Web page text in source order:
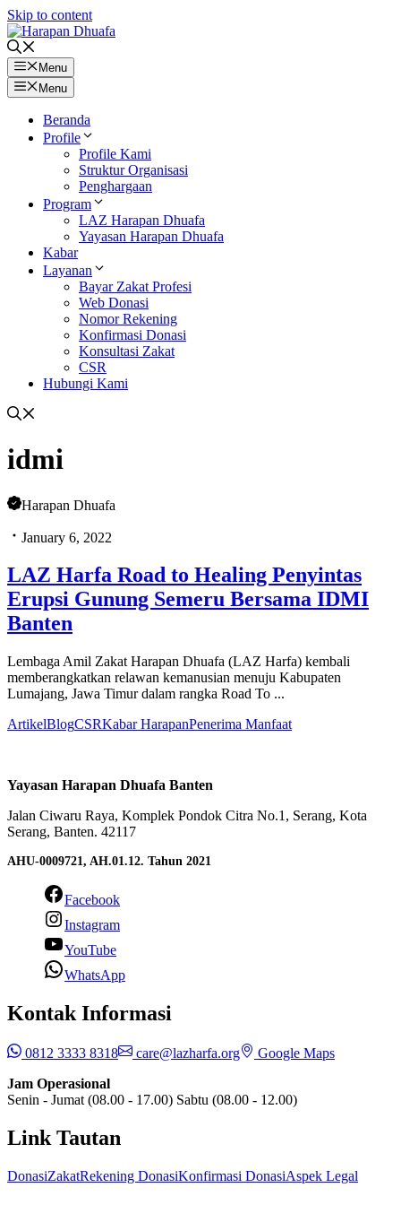
Skip to content
Menu
Menu
Beranda
Profile
Profile Kami
Struktur Organisasi
Penghargaan
Program
LAZ Harapan Dhuafa
Yayasan Harapan Dhuafa
Kabar
Layanan
Bayar Zakat Profesi
Web Donasi
Nomor Rekening
Konfirmasi Donasi
Konsultasi Zakat
CSR
Hubungi Kami
idmi
Harapan Dhuafa
January 6, 2022
LAZ Harfa Road to Healing Penyintas
Erupsi Gunung Semeru Bersama IDMI
Banten
Lembaga Amil Zakat Harapan Dhuafa (LAZ Harfa) kembali
memberangkatkan relawan kemanusian menuju Kabupaten
Lumajang, Jawa Timur dalam rangka Road To ...
ArtikelBlogCSRKabar HarapanPenerima Manfaat
Yayasan Harapan Dhuafa Banten
Jalan Ciwaru Raya, Komplek Pondok Citra No.1, Serang, Kota
Serang, Banten. 42117
AHU-0009721, AH.01.12. Tahun 2021
Facebook
Instagram
YouTube
WhatsApp
Kontak Informasi
0812 3333 8318 care@lazharfa.org
Google Maps
Jam Operasional
Senin - Jumat (08.00 - 17.00) Sabtu (08.00 - 12.00)
Link Tautan
DonasiZakatRekening DonasiKonfirmasi DonasiAspek Legal